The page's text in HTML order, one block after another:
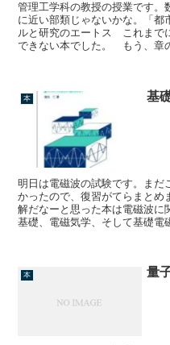
管理工学科の教授の授業です。
に近い部類じゃないかな。「
ルと研究のエートス これまで
できない本でした。 もう、章
本 基
明日は電磁波の試験です。まだ
かったので、復習がてらまとめ
解だなーと思った本は電磁波に
基礎、電磁気学、そして基礎電
本 量